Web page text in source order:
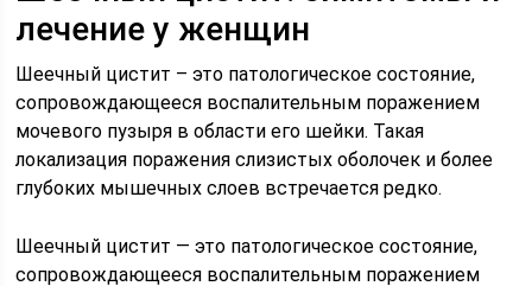
лечение у женщин
Шеечный цистит – это патологическое состояние,
сопровождающееся воспалительным поражением
мочевого пузыря в области его шейки. Такая
локализация поражения слизистых оболочек и более
глубоких мышечных слоев встречается редко.
Шеечный цистит — это патологическое состояние,
сопровождающееся воспалительным поражением